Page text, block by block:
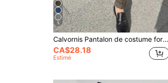
5
Calvornis Pantalon de costume formel pour hommes, couleur unie, plissé, jambe droite, décontracté pour le bureau, classique, cérémonie
CA$28.18
Estimé